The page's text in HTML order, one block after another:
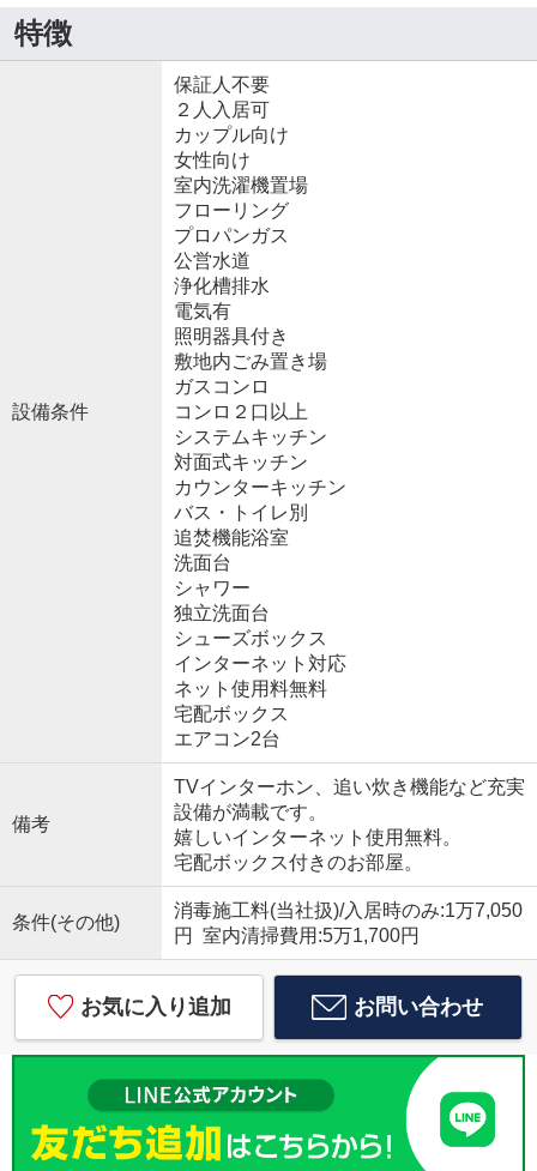
特徴
設備条件
保証人不要
２人入居可
カップル向け
女性向け
室内洗濯機置場
フローリング
プロパンガス
公営水道
浄化槽排水
電気有
照明器具付き
敷地内ごみ置き場
ガスコンロ
コンロ２口以上
システムキッチン
対面式キッチン
カウンターキッチン
バス・トイレ別
追焚機能浴室
洗面台
シャワー
独立洗面台
シューズボックス
インターネット対応
ネット使用料無料
宅配ボックス
エアコン2台
備考
TVインターホン、追い炊き機能など充実
設備が満載です。
嬉しいインターネット使用無料。
宅配ボックス付きのお部屋。
条件(その他)
消毒施工料(当社扱)/入居時のみ:1万7,050
円 室内清掃費用:5万1,700円
お気に入り追加 お問い合わせ